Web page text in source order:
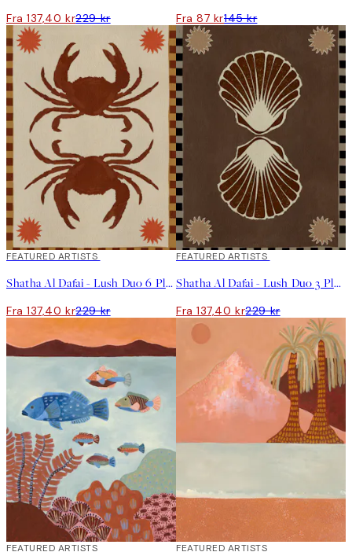
Fra 137,40 kr229 kr Fra 87 kr145 kr
40%*
FEATURED ARTISTS
Shatha Al Dafai - Lush Duo 6 Plakat
Fra 137,40 kr229 kr
40%*
FEATURED ARTISTS
Shatha Al Dafai - Lush Duo 3 Plakat
Fra 137,40 kr229 kr
40%*
FEATURED ARTISTS 40%*
FEATURED ARTISTS